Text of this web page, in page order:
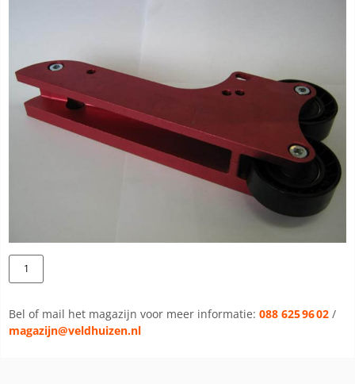
Bel of mail het magazijn voor meer informatie:088 625 96 02 /
magazijn@veldhuizen.nl